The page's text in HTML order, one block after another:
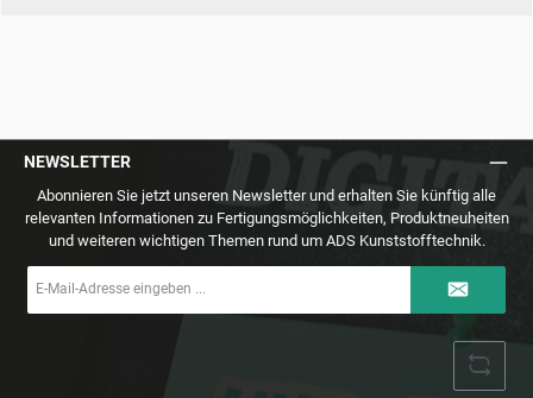
NEWSLETTER
Abonnieren Sie jetzt unseren Newsletter und erhalten Sie künftig alle
relevanten Informationen zu Fertigungsmöglichkeiten, Produktneuheiten
und weiteren wichtigen Themen rund um ADS Kunststofftechnik.
Mail-